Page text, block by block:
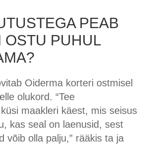
PEAB
OSTU PUHUL
Oiderma korteri ostmisel
olukord. “Tee
maakleri käest, mis seisus
kas seal on laenusid, sest
võib olla palju,” rääkis ta ja